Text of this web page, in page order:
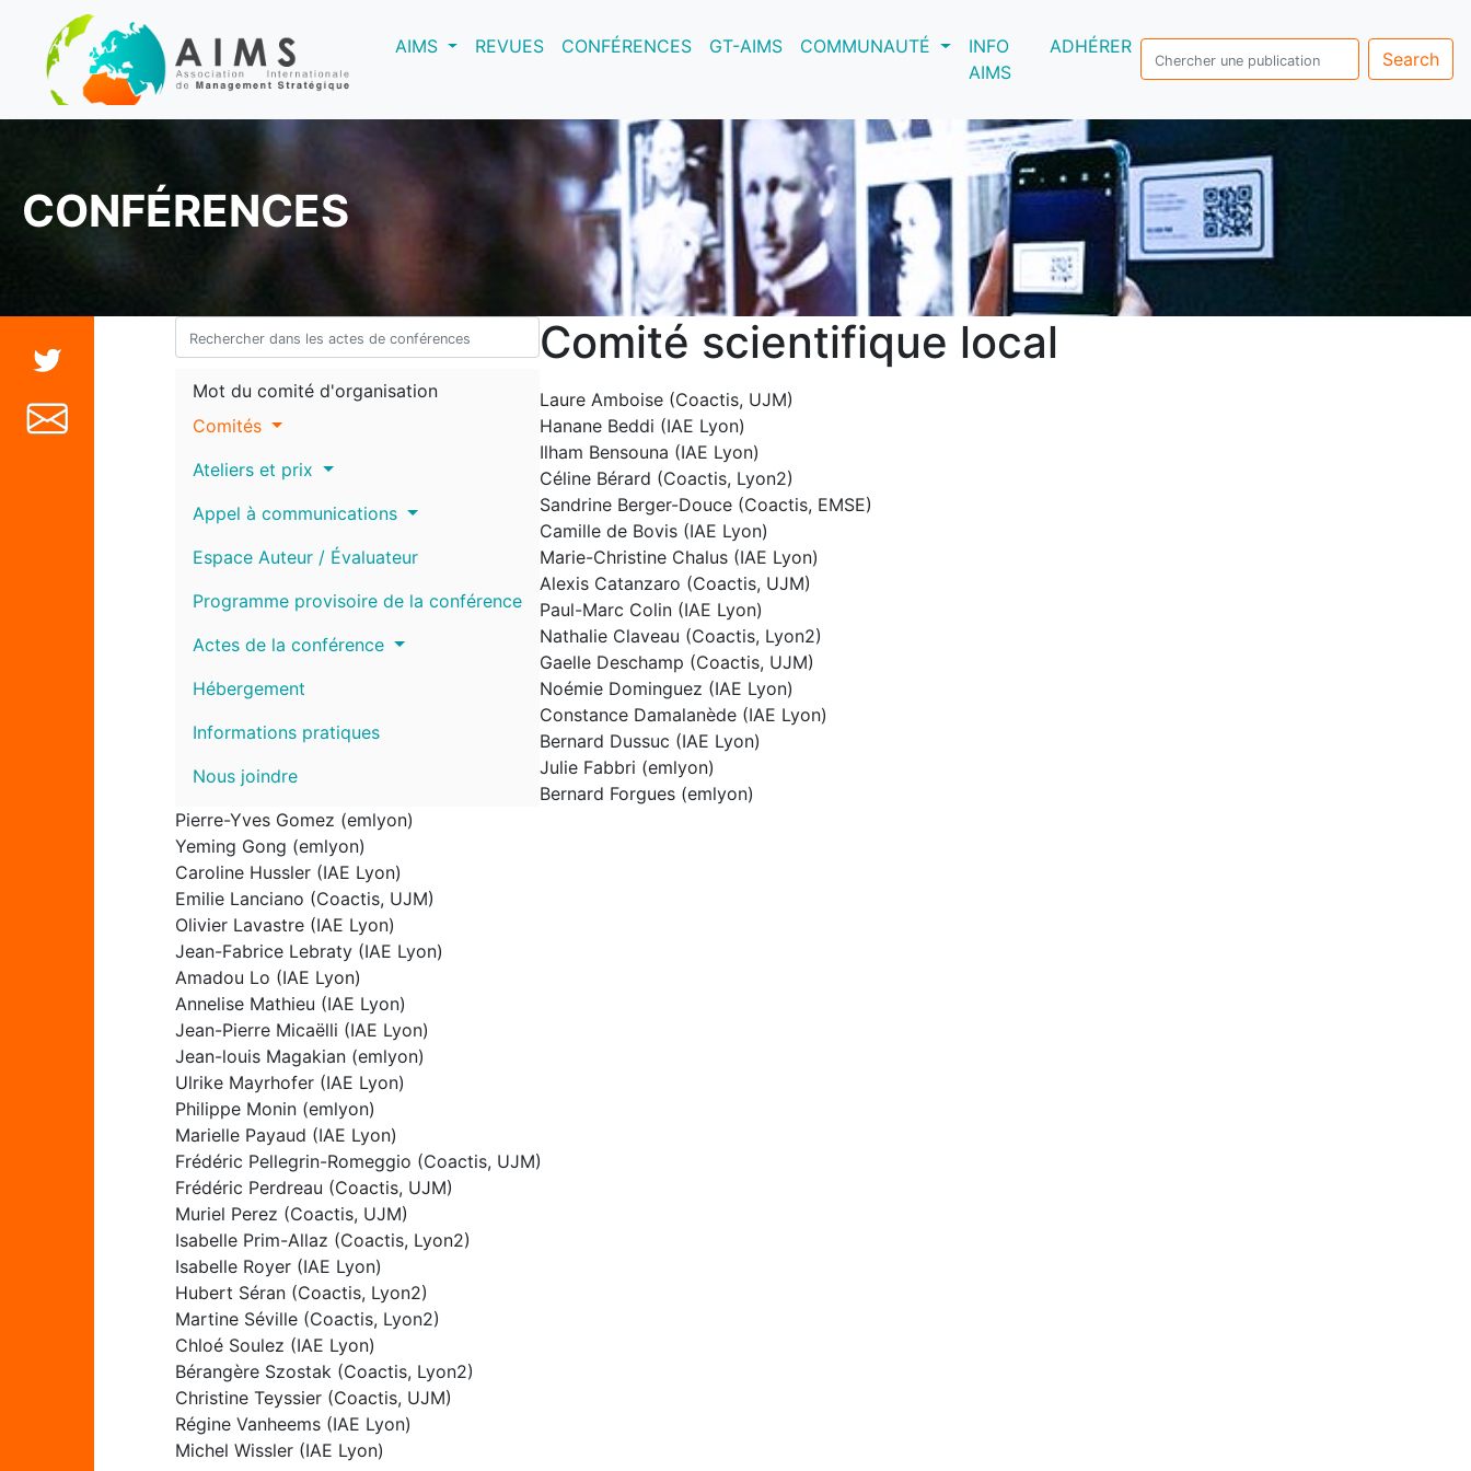
AIMS(current)REVUES CONFÉRENCES GT-AIMS COMMUNAUTÉ
INFO
AIMS
ADHÉRER
Search
CONFÉRENCES
Mot du comité d'organisation
Comités
Ateliers et prix
Appel à communications
Espace Auteur / Évaluateur
Programme provisoire de la conférence
Actes de la conférence
Hébergement
Informations pratiques
Nous joindre
Comité scientifique local
Laure Amboise (Coactis, UJM)
Hanane Beddi (IAE Lyon)
Ilham Bensouna (IAE Lyon)
Céline Bérard (Coactis, Lyon2)
Sandrine Berger-Douce (Coactis, EMSE)
Camille de Bovis (IAE Lyon)
Marie-Christine Chalus (IAE Lyon)
Alexis Catanzaro (Coactis, UJM)
Paul-Marc Colin (IAE Lyon)
Nathalie Claveau (Coactis, Lyon2)
Gaelle Deschamp (Coactis, UJM)
Noémie Dominguez (IAE Lyon)
Constance Damalanède (IAE Lyon)
Bernard Dussuc (IAE Lyon)
Julie Fabbri (emlyon)
Bernard Forgues (emlyon)
Pierre-Yves Gomez (emlyon)
Yeming Gong (emlyon)
Caroline Hussler (IAE Lyon)
Emilie Lanciano (Coactis, UJM)
Olivier Lavastre (IAE Lyon)
Jean-Fabrice Lebraty (IAE Lyon)
Amadou Lo (IAE Lyon)
Annelise Mathieu (IAE Lyon)
Jean-Pierre Micaëlli (IAE Lyon)
Jean-louis Magakian (emlyon)
Ulrike Mayrhofer (IAE Lyon)
Philippe Monin (emlyon)
Marielle Payaud (IAE Lyon)
Frédéric Pellegrin-Romeggio (Coactis, UJM)
Frédéric Perdreau (Coactis, UJM)
Muriel Perez (Coactis, UJM)
Isabelle Prim-Allaz (Coactis, Lyon2)
Isabelle Royer (IAE Lyon)
Hubert Séran (Coactis, Lyon2)
Martine Séville (Coactis, Lyon2)
Chloé Soulez (IAE Lyon)
Bérangère Szostak (Coactis, Lyon2)
Christine Teyssier (Coactis, UJM)
Régine Vanheems (IAE Lyon)
Michel Wissler (IAE Lyon)